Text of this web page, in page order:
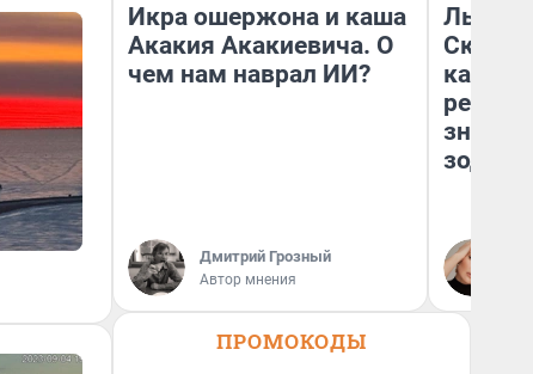
Икра ошержона и каша
Акакия Акакиевича. О
чем нам наврал ИИ?
Дмитрий Грозный
Автор мнения
Львам
ПРОМОКОДЫ